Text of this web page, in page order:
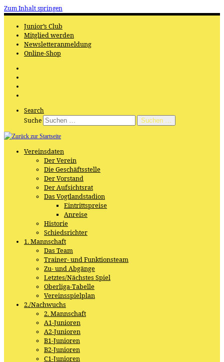
Zum Inhalt springen
Junior’s Club
Mitglied werden
Newsletteranmeldung
Online-Shop
Search
Suche
Suchen …
Vereinsdaten
Der Verein
Die Geschäftsstelle
Der Vorstand
Der Aufsichtsrat
Das Vogtlandstadion
Eintrittspreise
Anreise
Historie
Schiedsrichter
1. Mannschaft
Das Team
Trainer- und Funktionsteam
Zu- und Abgänge
Letztes/Nächstes Spiel
Oberliga-Tabelle
Vereinsspielplan
2./Nachwuchs
2. Mannschaft
A1-Junioren
A2-Junioren
B1-Junioren
B2-Junioren
C1-Junioren